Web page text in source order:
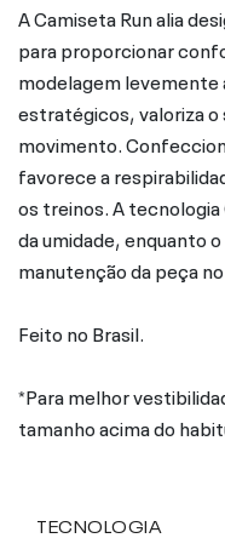
A Camiseta Run alia
para proporcionar
modelagem
estratégicos, valoriza
movimento.
favorece a
os treinos. A tecnologia
da umidade, enquanto
manutenção da peça no
Feito no Brasil.
*Para melhor
tamanho acima do
TECNOLOGIA